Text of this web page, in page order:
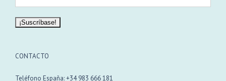
CONTACTO
Teléfono España: +34 983 666 181